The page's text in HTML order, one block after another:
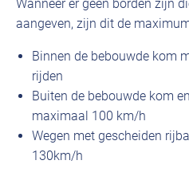
Wanneer er geen borden zijn
aangeven, zijn dit de
Binnen de bebouwde kom
rijden
Buiten de bebouwde kom
maximaal 100 km/h
Wegen met gescheiden
130km/h